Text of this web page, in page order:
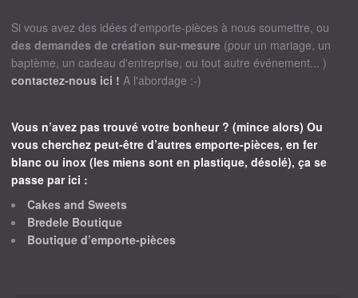
Si vous avez des idées d'emporte-pièces à nous soumettre, ou
des demandes de création sur-mesure (pour un mariage, un
baptème, un cadeau d'entreprise, ou tout autre événement... )
contactez-nous ici ! A l'abordage :-)
Vous n’avez pas trouvé votre bonheur ? (mince alors) Ou
vous cherchez peut-être d’autres emporte-pièces, en fer
blanc ou inox (les miens sont en plastique, désolé), ça se
passe par ici :
Cakes and Sweets
Bredele Boutique
Boutique d’emporte-pièces